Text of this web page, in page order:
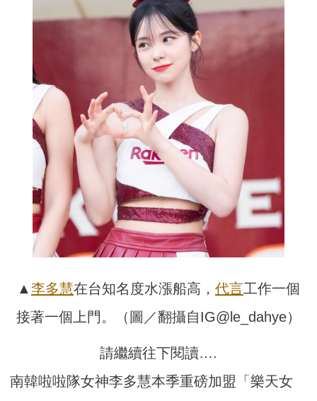
▲ 李多慧在台知名度水漲船高， 代言工作一個
接著一個上門。（圖／翻攝自IG@le_dahye）
請繼續往下閱讀….
南韓啦啦隊女神李多慧本季重磅加盟「樂天女